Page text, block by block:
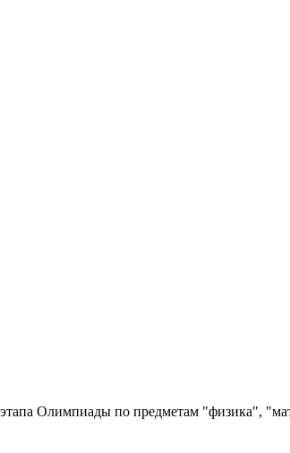
Олимпиады по предметам "физика",